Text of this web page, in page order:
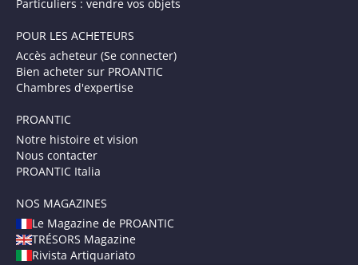
Particuliers : vendre vos objets
POUR LES ACHETEURS
Accès acheteur (Se connecter)
Bien acheter sur PROANTIC
Chambres d'expertise
PROANTIC
Notre histoire et vision
Nous contacter
PROANTIC Italia
NOS MAGAZINES
Le Magazine de PROANTIC
TRÉSORS Magazine
Rivista Artiquariato